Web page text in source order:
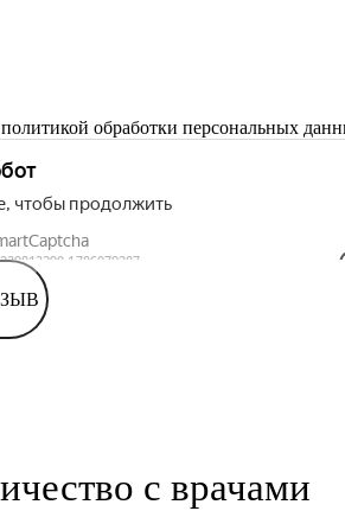
политикой обработки персональных
с врачами